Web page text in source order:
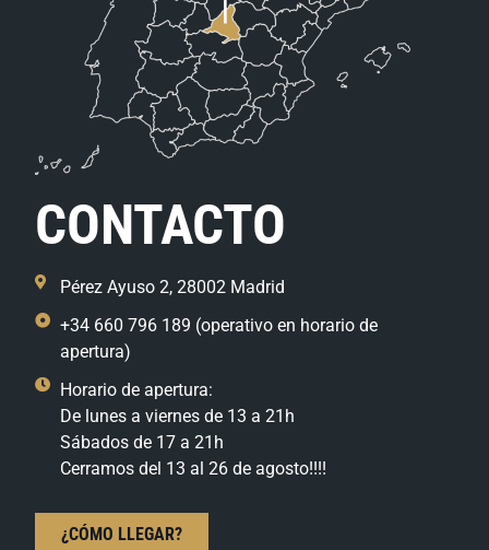
CONTACTO
Pérez Ayuso 2, 28002 Madrid
+34 660 796 189 (operativo en horario de
apertura)
Horario de apertura:
De lunes a viernes de 13 a 21h
Sábados de 17 a 21h
Cerramos del 13 al 26 de agosto!!!!
¿CÓMO LLEGAR?